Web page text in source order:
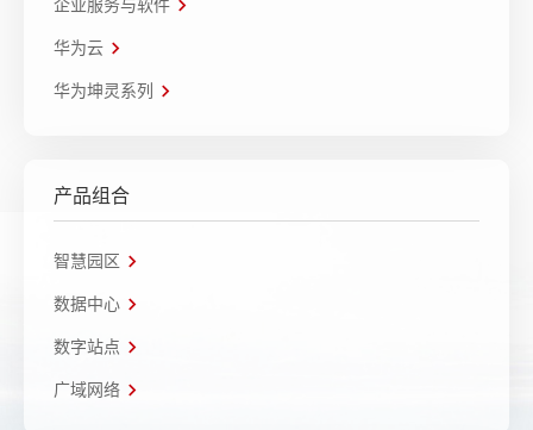
企业服务与软件
华为云
华为坤灵系列
产品组合
智慧园区
数据中心
数字站点
广域网络